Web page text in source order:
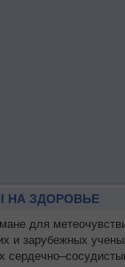
НА ЗДОРОВЬЕ
для
и зарубежных